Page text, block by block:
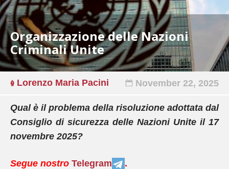
Organizzazione delle Nazioni
Criminali Unite
Lorenzo Maria Pacini November 22, 2025
Qual è il problema della risoluzione adottata dal
Consiglio di sicurezza delle Nazioni Unite il 17
novembre 2025?
Segue nostro Telegram .